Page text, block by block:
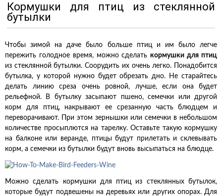
Кормушки для птиц из стеклянной
бутылки
Чтобы зимой на даче было больше птиц и им было легче
пережить голодное время, можно сделатькормушки для птиц
из стеклянной бутылки. Соорудить их очень легко. Понадобится
бутылка, у которой нужно будет обрезать дно. Не старайтесь
делать линию среза очень ровной, лучше, если она будет
рельефной. В бутылку засыпают пшено, семечки или другой
корм для птиц, накрывают ее срезанную часть блюдцем и
переворачивают. При этом зернышки или семечки в небольшом
количестве просыплются на тарелку. Оставьте такую кормушку
на балконе или веранде, птицы будут прилетать и склевывать
корм, а семечки из бутылки будут вновь высыпаться на блюдце.
Можно сделать кормушки для птиц из стеклянных бутылок,
которые будут подвешены на деревьях или других опорах. Для